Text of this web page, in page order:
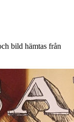
bild hämtas från